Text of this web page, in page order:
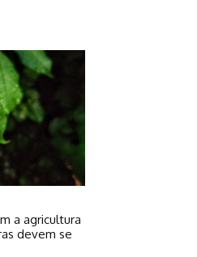
a agricultura
devem se